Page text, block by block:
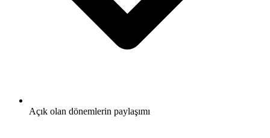
Açık olan dönemlerin paylaşımı